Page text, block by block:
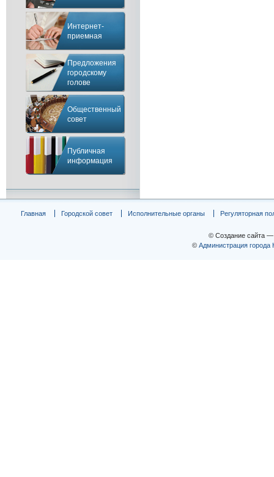
Интернет-
приемная
Предложения
городскому
голове
Общественный
совет
Публичная
информация
Главная Городской совет Исполнительные органы Регуляторная
© Создание сайта
© Администрация города